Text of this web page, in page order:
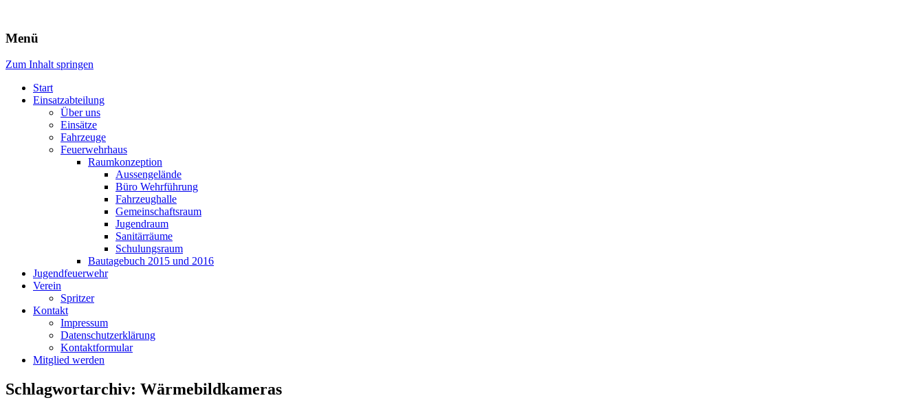
Freiwillige Feuerwehr Rodheim v.d.H.
Menü
Zum Inhalt springen
Start
Einsatzabteilung
Über uns
Einsätze
Fahrzeuge
Feuerwehrhaus
Raumkonzeption
Aussengelände
Büro Wehrführung
Fahrzeughalle
Gemeinschaftsraum
Jugendraum
Sanitärräume
Schulungsraum
Bautagebuch 2015 und 2016
Jugendfeuerwehr
Verein
Spritzer
Kontakt
Impressum
Datenschutzerklärung
Kontaktformular
Mitglied werden
Schlagwortarchiv: Wärmebildkameras